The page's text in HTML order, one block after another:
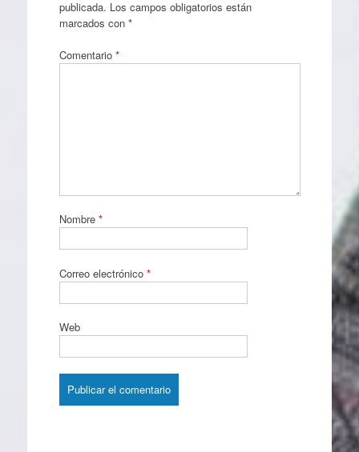
publicada. Los campos obligatorios están
marcados con *
Comentario *
Nombre *
Correo electrónico *
Web